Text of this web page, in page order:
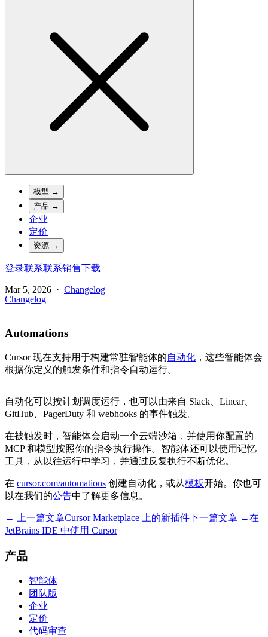
模型 →
产品 →
企业
定价
资源 →
登录联系联系销售下载
Mar 5, 2026 · Changelog
Changelog
Automations
Cursor 现在支持用于构建常驻智能体的自动化 ，这些智能体会
根据你定义的触发条件和指令自动运行。
自动化可以按计划调度运行，也可以由来自 Slack、Linear、
GitHub、PagerDuty 和 webhooks 的事件触发。
在被触发时，智能体会启动一个云端沙箱，并使用你配置的
MCP 和模型按照你的指令执行操作。智能体还可以使用记忆
工具，从以往运行中学习，并通过反复执行不断优化。
在 cursor.com/automations 创建自动化，或从模板开始。你也可
以在我们的公告中了解更多信息。
← 上一篇文章Cursor Marketplace 上的新插件下一篇文章 →在
JetBrains IDE 中使用 Cursor
产品
智能体
团队版
企业
定价
代码审查